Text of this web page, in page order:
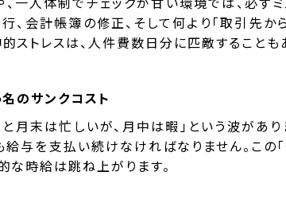
、会計帳簿の修正、そして何より「取引先か
ストレスは、人件費数日分に匹敵することも
名のサンクコスト
月末は忙しいが、月中は暇」という波があり
与を支払い続けなければなりません。この
な時給は跳ね上がります。